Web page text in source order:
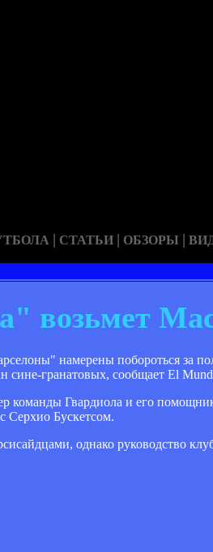
| СТАТЬИ | ОБЗОРЫ |
возьмет
намерены побороться за
сине-гранатовых, сообщает El
команды Гвардиола и его
Серхио Бускетсом.
однако руководство